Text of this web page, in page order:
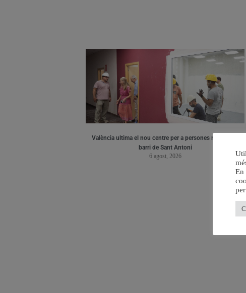
València ultima el nou centre per a persones majors del
barri de Sant Antoni
6 agost, 2026
En